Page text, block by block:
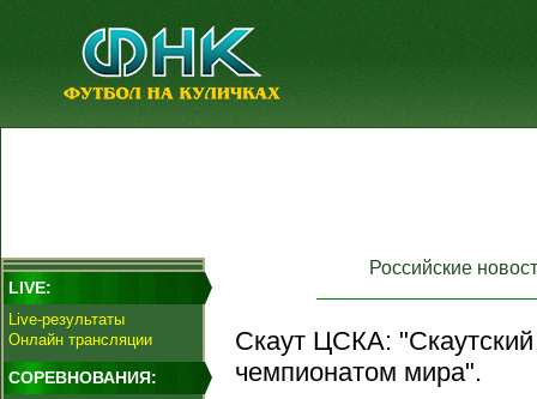
LIVE:
Live-результаты
Онлайн трансляции
СОРЕВНОВАНИЯ:
Российские
Скаут ЦСКА: "Скаутский
чемпионатом мира".